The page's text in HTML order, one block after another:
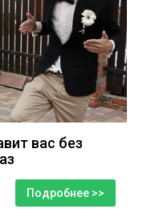
вас без
Подробнее >>